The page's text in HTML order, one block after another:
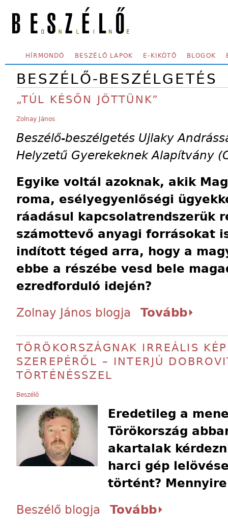
SECONDARY MENU
HÍRMONDÓ BESZÉLŐ LAPOK E-KIKÖTŐ BLOGOK
BESZÉLŐ-BESZÉLGETÉS
„TÚL KÉSŐN JÖTTÜNK”
Zolnay János
Beszélő-beszélgetés Ujlaky
Helyzetű Gyerekeknek Alapítvány
Egyike voltál azoknak, akik
roma, esélyegyenlőségi
ráadásul kapcsolatrendszerük
számottevő anyagi forrásokat
indított téged arra, hogy a
ebbe a részébe vesd bele
ezredforduló idején?
Zolnay János blogja
Tovább
TÖRÖKORSZÁGNAK IRREÁLIS
SZEREPÉRŐL – INTERJÚ
TÖRTÉNÉSSZEL
Beszélő
Eredetileg a
Törökország
akartalak
harci gép
történt?
Beszélő blogja
Tovább